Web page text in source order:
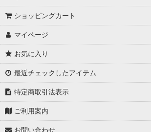
ショッピングカート
マイページ
お気に入り
最近チェックしたアイテム
特定商取引法表示
ご利用案内
お問い合わせ